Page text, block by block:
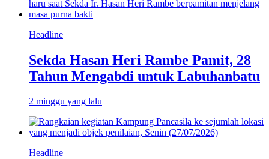
Headline
Sekda Hasan Heri Rambe Pamit, 28
Tahun Mengabdi untuk Labuhanbatu
2 minggu yang lalu
Headline